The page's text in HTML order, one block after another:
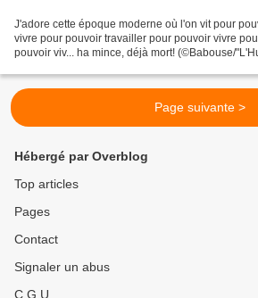
J'adore cette époque moderne où l'on vit pour
vivre pour pouvoir travailler pour pouvoir vivre
pouvoir viv... ha mince, déjà mort! (©Babouse/
Page suivante >
Hébergé par Overblog
Top articles
Pages
Contact
Signaler un abus
C.G.U.